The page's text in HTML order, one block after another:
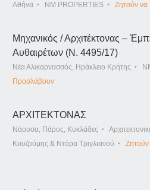
Αθήνα NM PROPERTIES Ζητούν
Μηχανικός / Αρχιτέκτονας –
Αυθαιρέτων (Ν. 4495/17)
Νέα Αλικαρνασσός, Ηράκλειο Κρήτης
Προσλάβουν
ΑΡΧΙΤΕΚΤΟΝΑΣ
Νάουσα, Πάρος, Κυκλάδες
Κουζούμης & Ντόρα Τριγλιανού
Ζητούν